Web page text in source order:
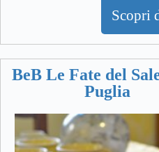
Scopri
BeB Le Fate del
Puglia